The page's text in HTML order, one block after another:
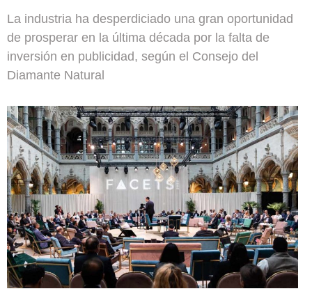
La industria ha desperdiciado una gran oportunidad
de prosperar en la última década por la falta de
inversión en publicidad, según el Consejo del
Diamante Natural